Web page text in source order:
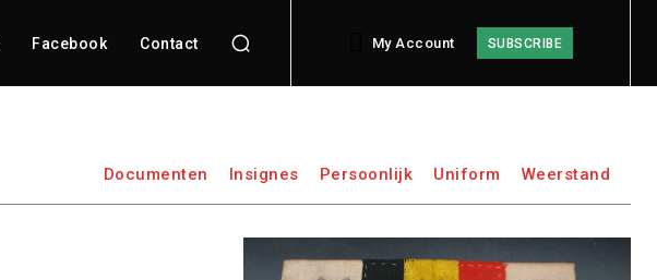
Facebook Contact My Account SUBSCRIBE
Documenten Insignes Persoonlijk Uniform Weerstand